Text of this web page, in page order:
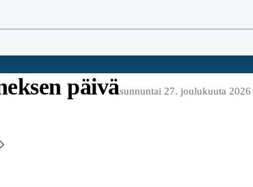
päiväsunnuntai 27. joulukuuta 2026